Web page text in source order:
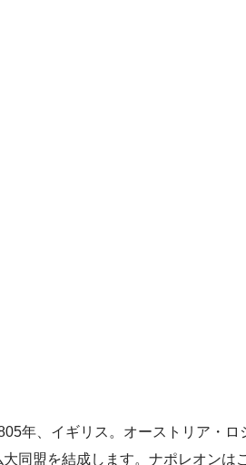
年、イギリス。オーストリア・
大同盟を結成します。ナポレオンは